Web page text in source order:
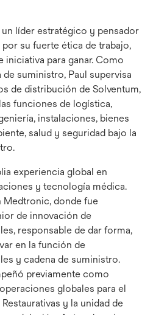
un líder estratégico y pensador
su fuerte ética de trabajo,
iniciativa para ganar. Como
suministro, Paul supervisa
de distribución de Solventum,
funciones de logística,
instalaciones, bienes
salud y seguridad bajo la
experiencia global en
y tecnología médica.
Medtronic, donde fue
de innovación de
responsable de dar forma,
en la función de
y cadena de suministro.
previamente como
globales para el
y la unidad de